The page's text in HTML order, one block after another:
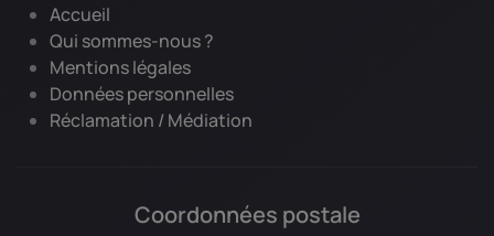
Accueil
Qui sommes-nous ?
Mentions légales
Données personnelles
Réclamation / Médiation
Coordonnées postale